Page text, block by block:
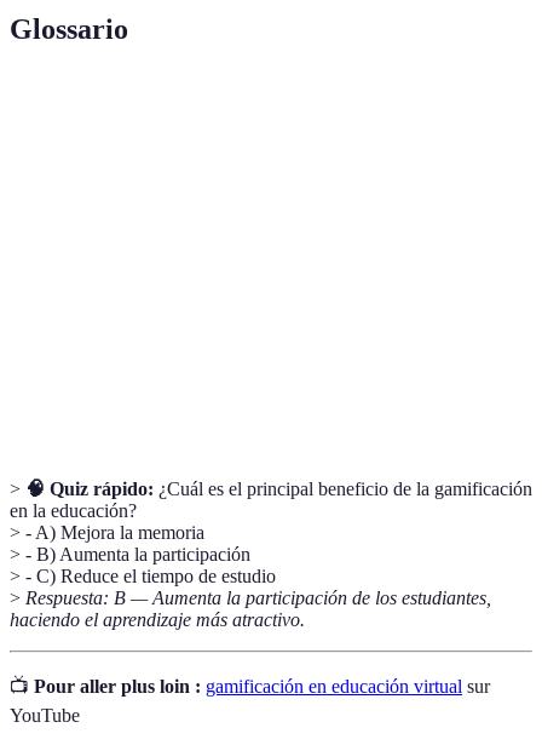
Glossario
> 🧠 Quiz rápido: ¿Cuál es el principal beneficio de la gamificación
en la educación?
> - A) Mejora la memoria
> - B) Aumenta la participación
> - C) Reduce el tiempo de estudio
> Respuesta: B — Aumenta la participación de los estudiantes,
haciendo el aprendizaje más atractivo.
📺 Pour aller plus loin : gamificación en educación virtual sur
YouTube